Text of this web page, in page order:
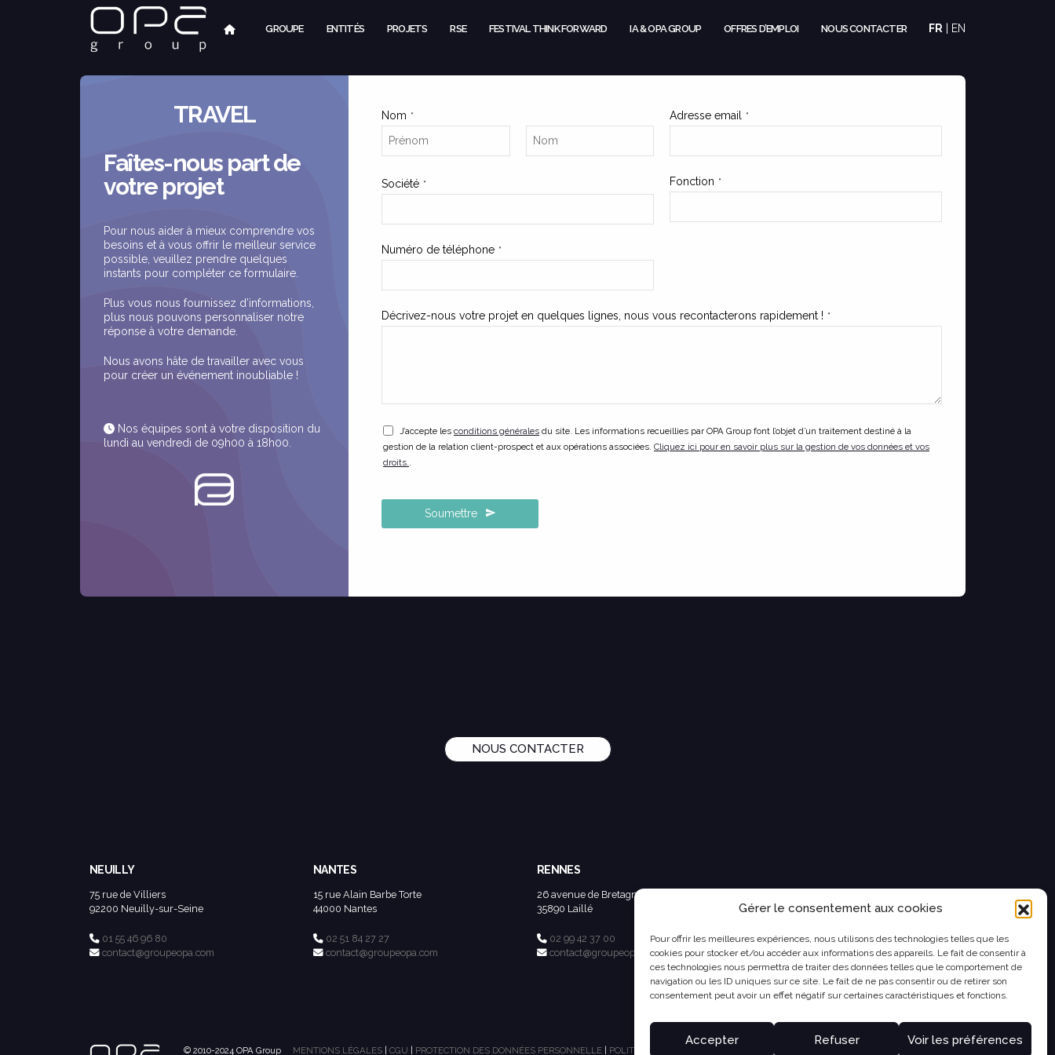
Gérer le consentement aux cookies
Pour offrir les meilleures expériences, nous utilisons des technologies telles que les
cookies pour stocker et/ou accéder aux informations des appareils. Le fait de consentir à
ces technologies nous permettra de traiter des données telles que le comportement de
navigation ou les ID uniques sur ce site. Le fait de ne pas consentir ou de retirer son
consentement peut avoir un effet négatif sur certaines caractéristiques et fonctions.
Accepter Refuser Voir les préférences
GROUPE ENTITÉS PROJETS RSE FESTIVAL THINK FORWARD IA & OPA GROUP OFFRES D’EMPLOI NOUS CONTACTER FR | EN
TRAVEL
Faîtes-nous part de
votre projet
Pour nous aider à mieux comprendre vos
besoins et à vous offrir le meilleur service
possible, veuillez prendre quelques
instants pour compléter ce formulaire.
Plus vous nous fournissez d’informations,
plus nous pouvons personnaliser notre
réponse à votre demande.
Nous avons hâte de travailler avec vous
pour créer un événement inoubliable !
Nos équipes sont à votre disposition du
lundi au vendredi de 09h00 à 18h00.
Nom *
Société *
Numéro de téléphone *
Adresse email *
Fonction *
Décrivez-nous votre projet en quelques lignes, nous vous recontacterons rapidement ! *
J’accepte les conditions générales du site. Les informations recueillies par OPA Group font l’objet d’un traitement destiné à la
gestion de la relation client-prospect et aux opérations associées. Cliquez ici pour en savoir plus sur la gestion de vos données et vos
droits.
Soumettre
NOUS CONTACTER
NEUILLY
75 rue de Villiers
92200 Neuilly-sur-Seine
01 55 46 96 80
contact@groupeopa.com
NANTES
15 rue Alain Barbe Torte
44000 Nantes
02 51 84 27 27
contact@groupeopa.com
RENNES
26 avenue de Bretagne
35890 Laillé
02 99 42 37 00
contact@groupeopa.com
© 2010-2024 OPA Group MENTIONS LÉGALES |CGU | PROTECTION DES DONNÉES PERSONNELLE | POLITIQUE DE COOKIES |PROCÉDURE D’ALERTE